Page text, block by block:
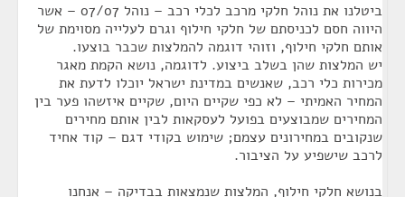
ביטלנו את נוהל חלקי מרכב לכלי רכב – נוהל 07/07 – אשר
היווה חסם לכניסתם של חלקי חילוף וגרם לעלייה מסוימת של
אותם חלקי חילוף, וזוהי דוגמה להמלצות שכבר בוצעו.
יש המלצות שהן בשלב ביצוע. לדוגמה, נושא הקמת מאגר
מכירות כלי רכב, שאנשים במדינת ישראל יוכלו לדעת את
המחיר האמיתי – לא כפי שקיים היום, שקיים איזשהו פער בין
המחירים שמבוצעים בפועל לעסקאות לבין אותם מחירים
שנקובים במחירונים עצמם; שימוש בקודי דגם – קוד אחיד
לרכב שישפיע על הציבור.
בנושא חלקי חילוף, המלצות שנמצאות בבדיקה – אנחנו